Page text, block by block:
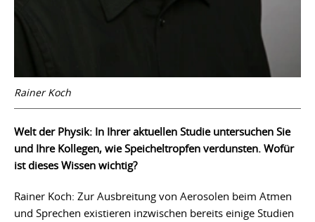
Rainer Koch
Welt der Physik: In Ihrer aktuellen Studie untersuchen Sie
und Ihre Kollegen, wie Speicheltropfen verdunsten. Wofür
ist dieses Wissen wichtig?
Rainer Koch: Zur Ausbreitung von Aerosolen beim Atmen
und Sprechen existieren inzwischen bereits einige Studien